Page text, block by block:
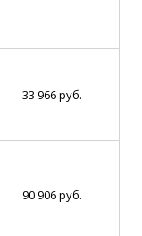
33 966 руб.
90 906 руб.